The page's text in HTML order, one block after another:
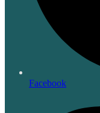
Facebook